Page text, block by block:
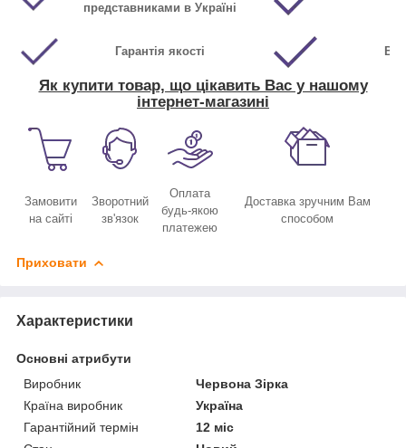
представниками в Україні
Гарантія якості
Як купити товар, що цікавить Вас у нашому
інтернет-магазині
Замовити
на сайті
Зворотний
зв'язок
Оплата
будь-якою
платежею
Доставка зручним Вам
способом
Приховати
Характеристики
Основні атрибути
Виробник
Червона Зірка
Країна виробник
Україна
Гарантійний термін
12 міс